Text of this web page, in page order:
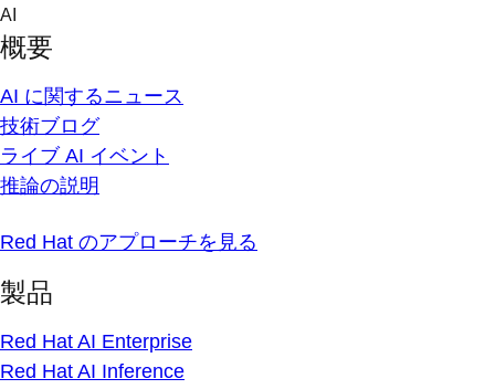
Skip
content
AI
概要
AI に関するニュース
技術ブログ
ライブ AI イベント
推論の説明
Red Hat のアプローチを見る
製品
Red Hat AI Enterprise
Red Hat AI Inference